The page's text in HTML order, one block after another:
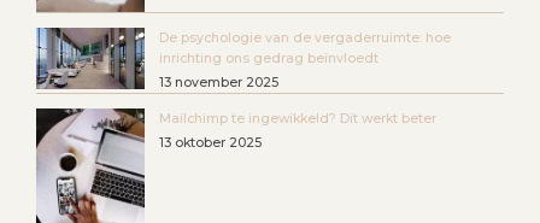
De psychologie van de vergaderruimte: hoe
inrichting ons gedrag beïnvloedt
13 november 2025
Mailchimp te ingewikkeld? Dit werkt beter
13 oktober 2025